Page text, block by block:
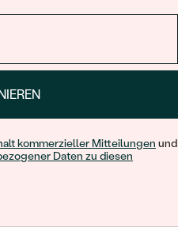
kommerzieller Mitteilungen und
Daten zu diesen